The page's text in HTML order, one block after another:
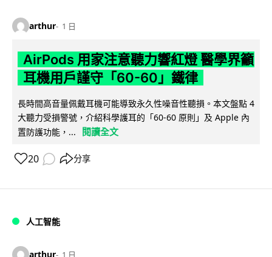
arthur 1 日
AirPods 用家注意聽力響紅燈 醫學界籲
耳機用戶謹守「60-60」鐵律
長時間高音量佩戴耳機可能導致永久性噪音性聽損。本文盤點 4
大聽力受損警號，介紹科學護耳的「60-60 原則」及 Apple 內
置防護功能，...
閱讀全文
20 分享
人工智能
arthur 1 日